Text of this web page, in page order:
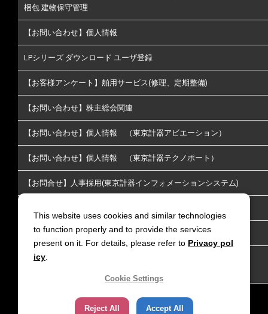
サイトポリシー 個人情報保護方針
梱包 建物保守管理
【お問い合わせ】個人情報
LPシリーズ ダウンロード ユーザ登録
【お客様アンケート】舶用サービス(修理、定期整備)
【お問い合わせ】株主総会関連
【お問い合わせ】個人情報 （東京計器アビエーション）
【お問い合わせ】個人情報 （東京計器テクノポート）
【お問合せ】人事採用(東京計器インフォメーションシステム)
【お問い合わせ】放送通信
【お問い合わせ】リチウムイオン電池火災延焼防止｜LiGIS 延
This website uses cookies and similar technologies
to function properly and to provide the services
present on it. For details, please refer to Privacy pol
icy
Cookie Settings
Reject All Accept All